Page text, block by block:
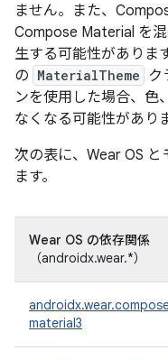
ません。また、
Compose Material を
生する可能性がありま
の MaterialTheme
ク
ンを使用した場合、色
なくなる可能性がありま
次の表に、Wear OS
ます。
Wear OS の依存関係
（androidx.wear.*）
material3